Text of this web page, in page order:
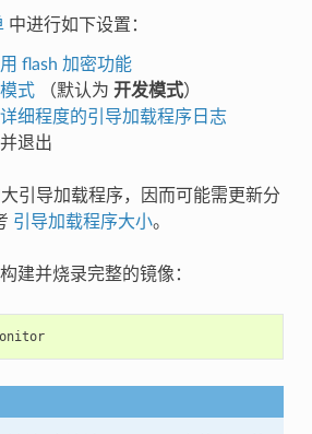
中进行如下设置：
flash 加密功能
式（默认为 开发模式）
细程度的引导加载程序日志
退出
引导加载程序，因而可能需更新分
引导加载程序大小。
建并烧录完整的镜像：
monitor